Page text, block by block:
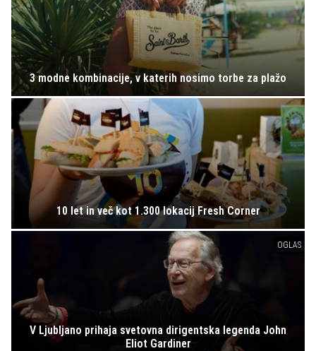
3 modne kombinacije, v katerih nosimo torbe za plažo
10 let in več kot 1.300 lokacij Fresh Corner
OGLAS
V Ljubljano prihaja svetovna dirigentska legenda John
Eliot Gardiner